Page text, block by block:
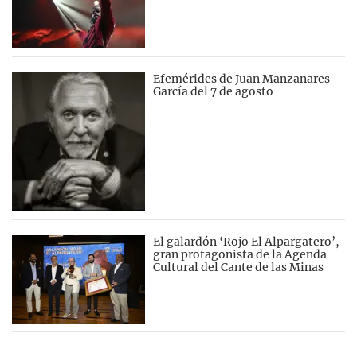
Efemérides de Juan Manzanares
García del 7 de agosto
El galardón ‘Rojo El Alpargatero’,
gran protagonista de la Agenda
Cultural del Cante de las Minas